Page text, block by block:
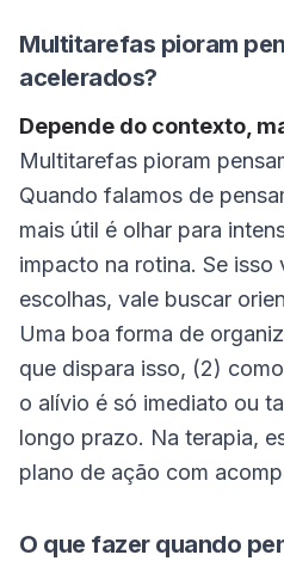
Multitarefas pioram
acelerados?
Depende do contexto,
Multitarefas pioram
Quando falamos de
mais útil é olhar para
impacto na rotina. Se
escolhas, vale buscar
Uma boa forma de
que dispara isso, (2)
o alívio é só imediato ou
longo prazo. Na terapia,
plano de ação com
O que fazer quando